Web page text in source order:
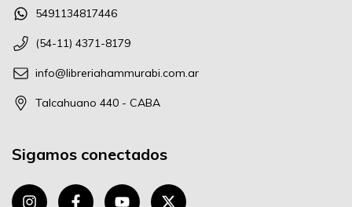
5491134817446
(54-11) 4371-8179
info@libreriahammurabi.com.ar
Talcahuano 440 - CABA
Sigamos conectados